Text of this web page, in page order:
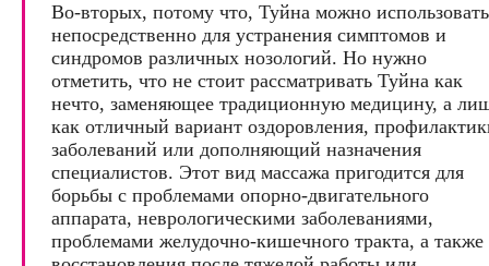
Во-вторых, потому что, Туйна можно использовать
непосредственно для устранения симптомов и
синдромов различных нозологий. Но нужно
отметить, что не стоит рассматривать Туйна как
нечто, заменяющее традиционную медицину, а
как отличный вариант оздоровления,
заболеваний или дополняющий назначения
специалистов. Этот вид массажа пригодится для
борьбы с проблемами опорно-двигательного
аппарата, неврологическими заболеваниями,
проблемами желудочно-кишечного тракта, а также